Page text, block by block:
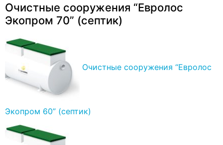
Очистные сооружения “Евролос
Экопром 70” (септик)
Очистные сооружения “Евролос
Экопром 60” (септик)